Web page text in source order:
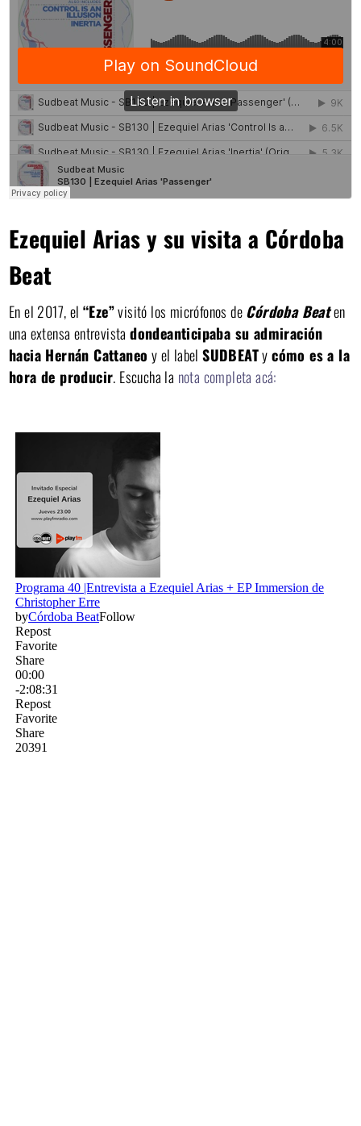
Ezequiel Arias y su visita a Córdoba
Beat
En el 2017, el “Eze”visitó los micrófonos deCórdoba Beaten
una extensa entrevistadondeanticipaba su admiración
hacia Hernán Cattaneo y el labelSUDBEATycómo es a la
hora de producir. Escucha la nota completa acá: